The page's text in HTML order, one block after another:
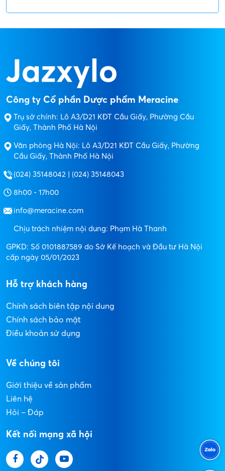
Công ty Cổ phần Dược phẩm Meracine
Trụ sở chính: Lô A3/D21 KĐT Cầu Giấy, Phường Cầu
Giấy, Thành Phố Hà Nội
Văn phòng Hà Nội: Lô A3/D21 KĐT Cầu Giấy, Phường
Cầu Giấy, Thành Phố Hà Nội
(024) 35148042 | (024) 35148043
8h00 - 17h00
info@meracine.com
Chịu trách nhiệm nội dung: Phạm Hà Thanh
GPKD: Số 0101887589 do Sở Kế hoạch và Đầu tư Hà Nội
cấp ngày 05/01/2023
Hỗ trợ khách hàng
Chính sách biên tập nội dung
Chính sách bảo mật
Điều khoản sử dụng
Về chúng tôi
Giới thiệu về sản phẩm
Liên hệ
Hỏi – Đáp
Kết nối mạng xã hội